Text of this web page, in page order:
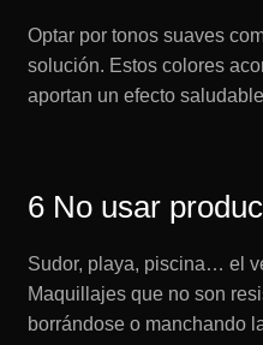
Optar por tonos suaves
solución. Estos colores
aportan un efecto
6 No usar
Sudor, playa, piscina… el
Maquillajes que no son
borrándose o manchando